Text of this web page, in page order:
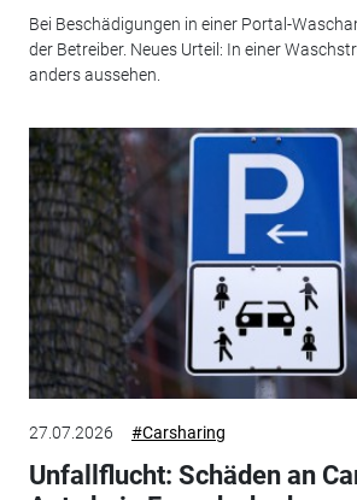
Bei Beschädigungen in einer Portal-
der Betreiber. Neues Urteil: In einer
anders aussehen.
27.07.2026 #Carsharing
Unfallflucht: Schäden an